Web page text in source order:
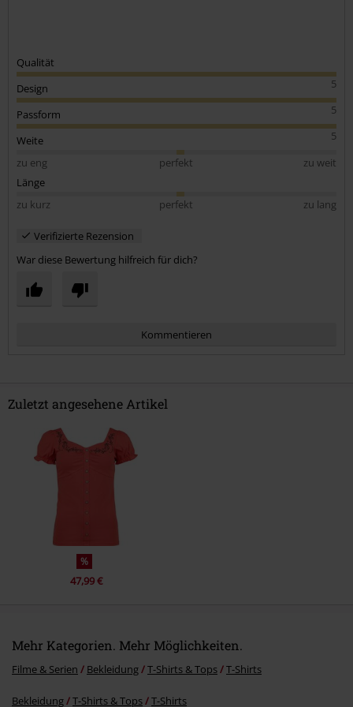
Qualität
5
Design
5
Passform
5
Weite
zu eng
perfekt
zu weit
Länge
zu kurz
perfekt zu lang
Verifizierte Rezension
War diese Bewertung hilfreich für dich?
Kommentieren
Zuletzt angesehene Artikel
%
47,99 €
Mehr Kategorien. Mehr Möglichkeiten.
Filme & Serien Bekleidung T-Shirts & Tops T-Shirts
Bekleidung T-Shirts & Tops T-Shirts